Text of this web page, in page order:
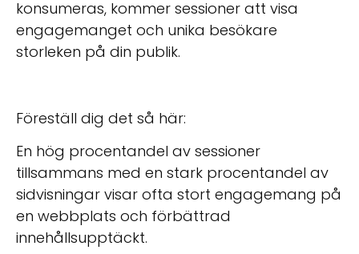
konsumeras, kommer sessioner att visa
engagemanget och unika besökare
storleken på din publik.
Föreställ dig det så här:
En hög procentandel av sessioner
tillsammans med en stark procentandel av
sidvisningar visar ofta stort engagemang på
en webbplats och förbättrad
innehållsupptäckt.